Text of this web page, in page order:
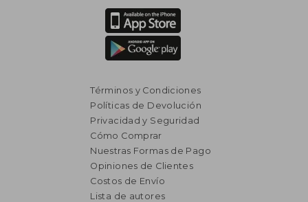
Términos y Condiciones
Políticas de Devolución
Privacidad y Seguridad
Cómo Comprar
Nuestras Formas de Pago
Opiniones de Clientes
Costos de Envío
Lista de autores